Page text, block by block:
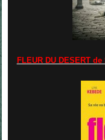
FLEUR DU DESERT